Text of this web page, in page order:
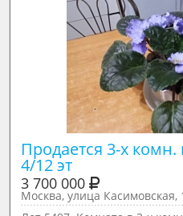
Продается 3-х
4/12 эт
3 700 000
Москва, улица Касимовская,